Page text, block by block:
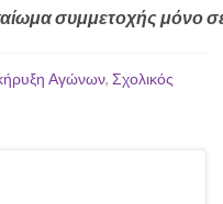
συμμετοχήςμόνο
Αγώνων, Σχολικός